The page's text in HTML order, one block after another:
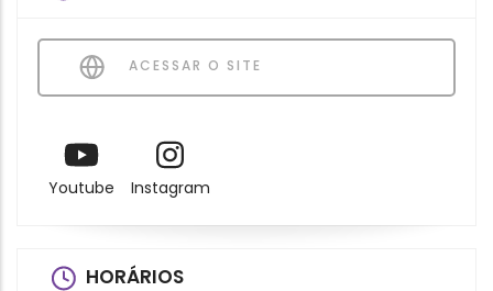
ACESSAR O SITE
Youtube Instagram
HORÁRIOS